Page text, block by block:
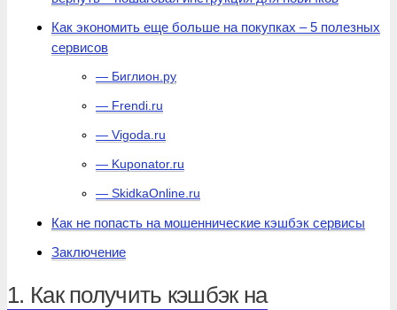
Как экономить еще больше на покупках – 5 полезных
сервисов
— Биглион.ру
— Frendi.ru
— Vigoda.ru
— Kuponator.ru
— SkidkaOnline.ru
Как не попасть на мошеннические кэшбэк сервисы
Заключение
1. Как получить кэшбэк на